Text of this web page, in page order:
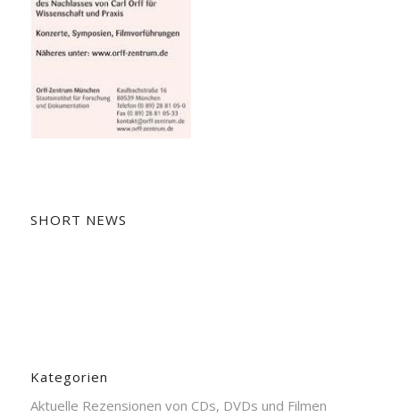
SHORT NEWS
Kategorien
Aktuelle Rezensionen von CDs, DVDs und Filmen